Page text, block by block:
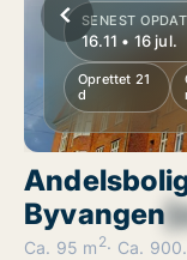
SENEST
16.11 • 16 jul.
Oprettet 21
d
Byvangen
Ca. 95 m 2 Ca.